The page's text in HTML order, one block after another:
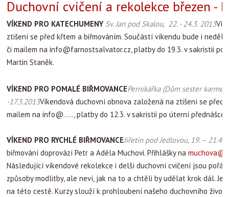
Duchovní cvičení a rekolekce březen -
VÍKEND PRO KATECHUMENY Sv. Jan pod Skalou, 22. - 24.3. 2013
ztišení se před křtem a biřmováním. Součástí víkendu bude i
či mailem na info@farnostsalvator.cz, platby do 19.3. v sakristii po
Martin Staněk.
VÍKEND PRO POMALÉ BIŘMOVANCEPernikářka (Dům sester
-17.3.2013Víkendová duchovní obnova založená na ztišení se před
mailem na info@....., platby do 12.3. v sakristii po úterní
VÍKEND PRO RYCHLÉ BIŘMOVANCEJiřetín pod Jedlovou, 19. – 21.4.
biřmování doprovází Petr a Adéla Muchovi. Přihlášky na
Následující víkendové rekolekce i delší duchovní cvičení jsou
způsoby modlitby, ale neví, jak na to a chtěli by udělat krok dál.
na této cestě. Kurzy slouží k prohloubení našeho duchovního